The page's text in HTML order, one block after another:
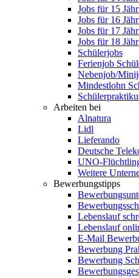
Jobs für 15
Jobs für 16
Jobs für 17
Jobs für 18
Schülerjobs
Ferienjob
Nebenjob/
Mindestlohn
Arbeiten bei
Alnatura
Lidl
Lieferando
Deutsche
UNO-
Weitere
Bewerbungstipps
Lebenslauf
Lebenslauf
E-Mail
Bewerbung
Bewerbung